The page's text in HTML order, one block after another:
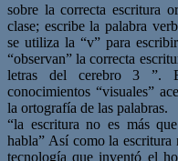
sobre la correcta escritura
clase; escribe la palabra
se utiliza la “v” para
“observan” la correcta
letras del cerebro 3 ”.
conocimientos “visuales”
la ortografía de las palabras.
“la escritura no es más
habla” Así como la escritura
tecnología que inventó el